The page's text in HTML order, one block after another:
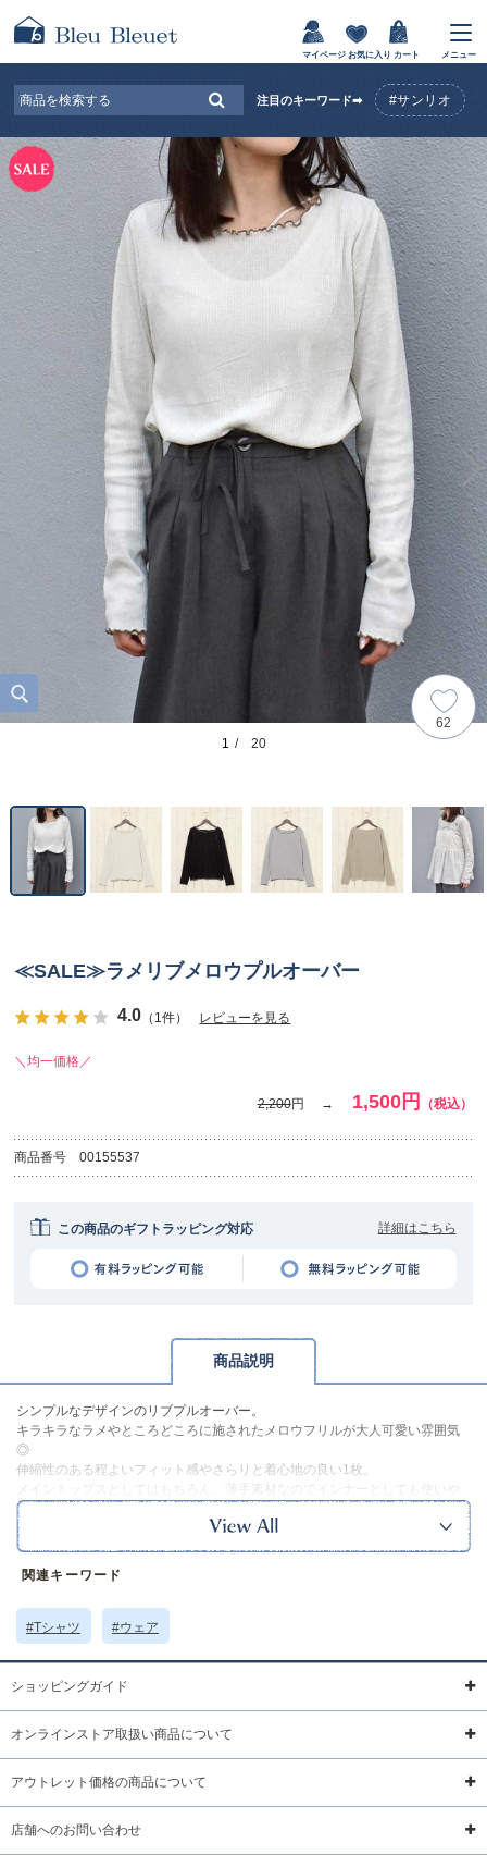
マイページ お気に入り カート メニュー
注目のキーワード➡ #サンリオ
1 / 20
62
≪SALE≫ラメリブメロウプルオーバー
4.0 （1件） レビューを見る
＼均一価格／
2,200円 1,500円 （税込）
商品番号 00155537
この商品のギフトラッピング対応 詳細はこちら
商品説明
シンプルなデザインのリブプルオーバー。
キラキラなラメやところどころに施されたメロウフリルが大人可愛い雰囲気
◎
伸縮性のある程よいフィット感やさらりと着心地の良い1枚。
メイントップスとしてはもちろん、薄手素材なのでインナーとしても使いや
すい万能アイテムです。
カラーはアイボリー・ブラック・グレイ・ライトカーキの4色展開、どれもコ
ーデに取り入れやすいカラーバリエーションです。
ｰｰｰｰｰｰｰｰｰｰｰｰｰｰｰｰｰｰ
ポケット： なし
透け感：あり(アイボリー) ややあり(グレイ、ライトカーキ)
ｰｰｰｰｰｰｰｰｰｰｰｰｰｰｰｰｰｰ
※本品に付いているご注意書きをお読みの上ご使用ください。
素材・原材料 レーヨン ポリエステル ナイロン
原産国 中国製
関連キーワード
#Tシャツ #ウェア
ショッピングガイド
オンラインストア取扱い商品について
アウトレット価格の商品について
店舗へのお問い合わせ